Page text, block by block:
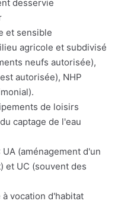
desservie
et sensible
agricole et subdivisé
neufs autorisée),
autorisée), NHP
de loisirs
captage de l'eau
(aménagement d'un
et UC (souvent des
vocation d'habitat